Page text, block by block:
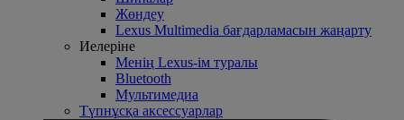
Жөндеу
Lexus Multimedia бағдарламасын жаңарту
Иелеріне
Менің Lexus-ім туралы
Bluetooth
Mультимедиа
Түпнұсқа аксессуарлар